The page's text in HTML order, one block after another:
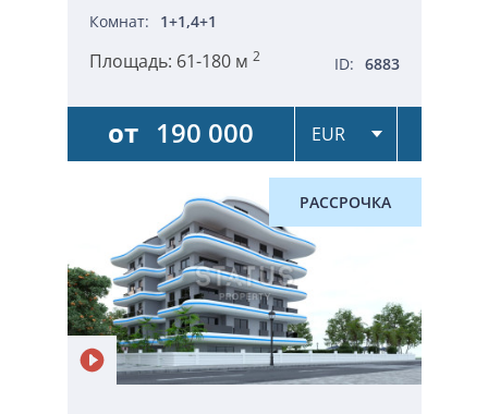
Комнат: 1+1,4+1
Площадь: 61-180 м 2 ID: 6883
от 190 000
РАССРОЧКА